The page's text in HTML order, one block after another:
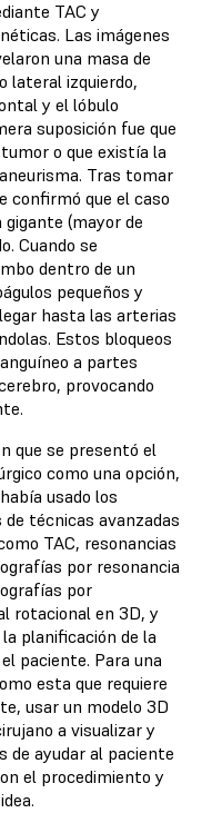
TAC y
Las imágenes
una masa de
lateral izquierdo,
y el lóbulo
suposición fue que
o que existía la
Tras tomar
confirmó que el caso
(mayor de
Cuando se
dentro de un
pequeños y
hasta las arterias
Estos bloqueos
a partes
provocando
que se presentó el
como una opción,
usado los
técnicas avanzadas
TAC, resonancias
por resonancia
por
rotacional en 3D, y
planificación de la
paciente. Para una
esta que requiere
usar un modelo 3D
a visualizar y
de ayudar al paciente
el procedimiento y